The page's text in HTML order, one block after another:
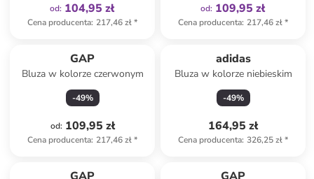
od: 104,95 zł
Cena producenta: 217,46 zł*
od: 109,95 zł
Cena producenta: 217,46 zł*
GAP
Bluza w kolorze czerwonym
-49%
od: 109,95 zł
Cena producenta: 217,46 zł*
adidas
Bluza w kolorze niebieskim
-49%
164,95 zł
Cena producenta: 326,25 zł*